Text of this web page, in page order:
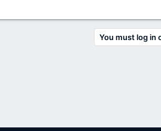
You must log in